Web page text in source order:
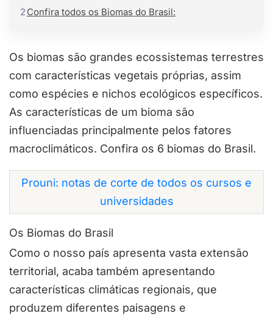
2 Confira todos os Biomas do Brasil:
Os biomas são grandes ecossistemas terrestres
com características vegetais próprias, assim
como espécies e nichos ecológicos específicos.
As características de um bioma são
influenciadas principalmente pelos fatores
macroclimáticos. Confira os 6 biomas do Brasil.
Prouni: notas de corte de todos os cursos e
universidades
Os Biomas do Brasil
Como o nosso país apresenta vasta extensão
territorial, acaba também apresentando
características climáticas regionais, que
produzem diferentes paisagens e